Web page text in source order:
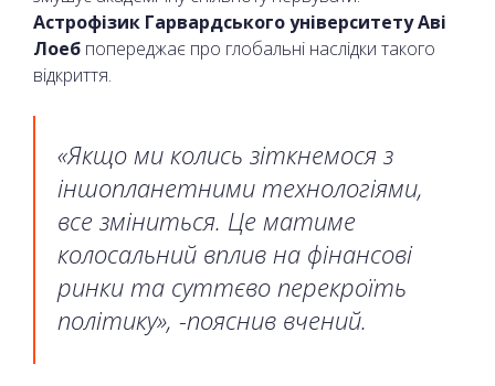
Астрофізик Гарвардського університету Аві
Лоеб попереджає про глобальні наслідки такого
відкриття.
«Якщо ми колись зіткнемося з
іншопланетними технологіями,
все зміниться. Це матиме
колосальний вплив на фінансові
ринки та суттєво перекроїть
політику», -пояснив вчений.